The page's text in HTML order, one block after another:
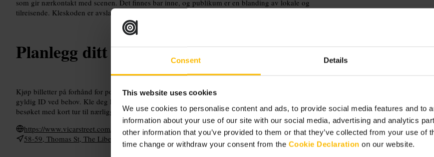
Consent Details
This website uses cookies
We use cookies to personalise content and ads, to provide social media features and to
information about your use of our site with our social media, advertising and analytics
other information that you’ve provided to them or that they’ve collected from your use of
time change or withdraw your consent from the Cookie Declaration on our website.
som gir nærkontakt med scenen. Det finnes bar inne, og publikum er en blanding av lokale og
tilreisende. Kleskoden er avslappet, og lysshow preger ofte bildene.
Planlegg ditt besøk
Kjøp billetter på forhånd for populære kvelder, eller møt opp tidlig hvis du vil sikre god plass. Ta med
gyldig ID ved behov. Kle deg komfortabelt og beregn tid til kø ved inngang og bar. Kombiner gjerne
besøket med kort tur til nærliggende puber før eller etter konserten.
https://www.vicarstreet.com/
58-59, Thomas St, The Liberties, Dublin 8, Ireland